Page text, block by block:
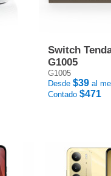
Switch
G1005
G1005
Desde $39 al
Contado $471